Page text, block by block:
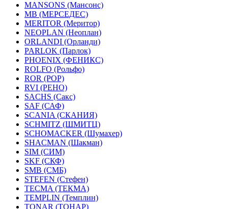
MANSONS (Мансонс)
MB (МЕРСЕДЕС)
MERITOR (Меритор)
NEOPLAN (Неоплан)
ORLANDI (Орланди)
PARLOK (Парлок)
PHOENIX (ФЕНИКС)
ROLFO (Рольфо)
ROR (РОР)
RVI (РЕНО)
SACHS (Сакс)
SAF (САФ)
SCANIA (СКАНИЯ)
SCHMITZ (ШМИТЦ)
SCHOMACKER (Шумахер)
SHACMAN (Шакман)
SIM (СИМ)
SKF (СКФ)
SMB (СМБ)
STEFEN (Стефен)
TECMA (ТЕКМА)
TEMPLIN (Темплин)
TONAR (ТОНАР)